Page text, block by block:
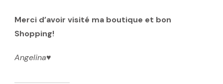
Merci d’avoir visité ma boutique et bon
Shopping!
Angelina♥️